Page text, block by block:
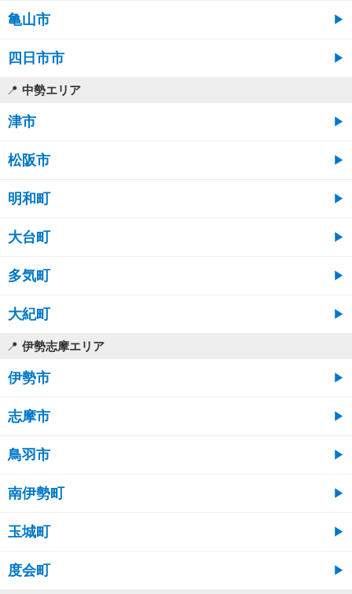
亀山市
四日市市
中勢エリア
津市
松阪市
明和町
大台町
多気町
大紀町
伊勢志摩エリア
伊勢市
志摩市
鳥羽市
南伊勢町
玉城町
度会町